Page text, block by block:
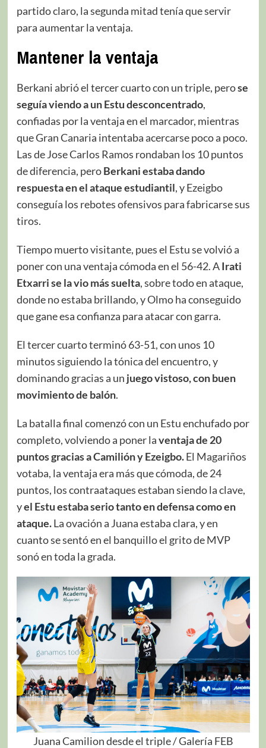
partido claro, la segunda mitad tenía que servir
para aumentar la ventaja.
Mantener la ventaja
Berkani abrió el tercer cuarto con un triple, perose
seguía viendo a un Estu desconcentrado,
confiadas por la ventaja en el marcador, mientras
que Gran Canaria intentaba acercarse poco a poco.
Las de Jose Carlos Ramos rondaban los 10 puntos
de diferencia, peroBerkani estaba dando
respuesta en el ataque estudiantil, y Ezeigbo
conseguía los rebotes ofensivos para fabricarse sus
tiros.
Tiempo muerto visitante, pues el Estu se volvió a
poner con una ventaja cómoda en el 56-42. AIrati
Etxarri se la vio más suelta, sobre todo en ataque,
donde no estaba brillando, y Olmo ha conseguido
que gane esa confianza para atacar con garra.
El tercer cuarto terminó 63-51, con unos 10
minutos siguiendo la tónica del encuentro, y
dominando gracias a un juego vistoso, con buen
movimiento de balón.
La batalla final comenzó con un Estu enchufado por
completo, volviendo a poner laventaja de 20
puntos gracias a Camilión y Ezeigbo.El Magariños
votaba, la ventaja era más que cómoda, de 24
puntos, los contraataques estaban siendo la clave,
yel Estu estaba serio tanto en defensa como en
ataque.La ovación a Juana estaba clara, y en
cuanto se sentó en el banquillo el grito de MVP
sonó en toda la grada.
Juana Camilion desde el triple / Galería FEB